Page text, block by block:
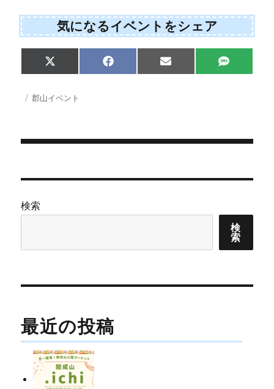
気になるイベントをシェア
Share
on
X
(
w
r
Share
on
F
a
Share
on
E
m
Share
on
S
M
投 カ
郡山イベント
稿
ナ
ゲ
ョ
ン
検索
検
索
最近の投稿